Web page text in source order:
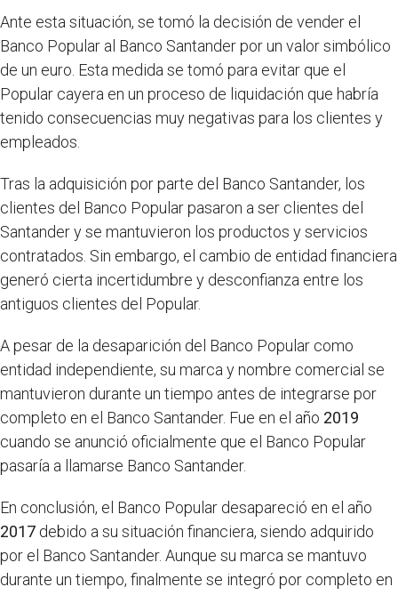
Ante esta situación, se tomó la decisión de vender el
Banco Popular al Banco Santander por un valor simbólico
de un euro. Esta medida se tomó para evitar que el
Popular cayera en un proceso de liquidación que habría
tenido consecuencias muy negativas para los clientes y
empleados.
Tras la adquisición por parte del Banco Santander, los
clientes del Banco Popular pasaron a ser clientes del
Santander y se mantuvieron los productos y servicios
contratados. Sin embargo, el cambio de entidad financiera
generó cierta incertidumbre y desconfianza entre los
antiguos clientes del Popular.
A pesar de la desaparición del Banco Popular como
entidad independiente, su marca y nombre comercial se
mantuvieron durante un tiempo antes de integrarse por
completo en el Banco Santander. Fue en el año 2019
cuando se anunció oficialmente que el Banco Popular
pasaría a llamarse Banco Santander.
En conclusión, el Banco Popular desapareció en el año
2017 debido a su situación financiera, siendo adquirido
por el Banco Santander. Aunque su marca se mantuvo
durante un tiempo, finalmente se integró por completo en